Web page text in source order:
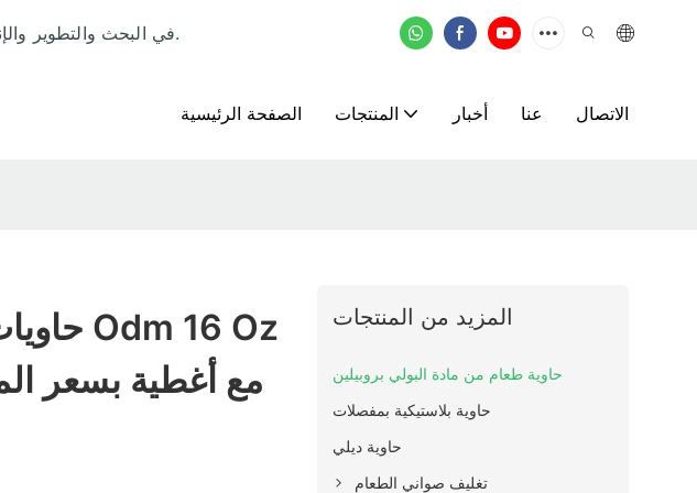
منذ عام 1992، تخصصت شركة LRpacking في البحث والتطوير والإنتاج في مجال تغليف المواد الغذائية، ومقرها في الصين.
الصفحة الرئيسية المنتجات أخبار عنا الاتصال
المزيد من المنتجات
حاوية طعام من مادة البولي بروبيلين
حاوية بلاستيكية بمفصلات
حاوية ديلي
تغليف صواني الطعام